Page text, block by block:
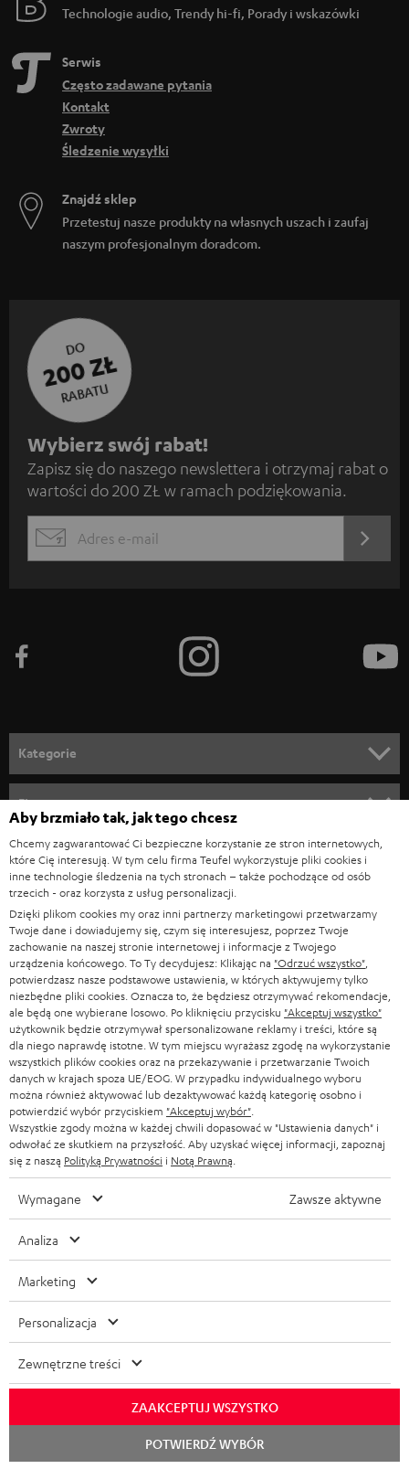
Technologie audio, Trendy hi-fi, Porady i wskazówki
Serwis
Często zadawane pytania
Kontakt
Zwroty
Śledzenie wysyłki
Znajdź sklep
Przetestuj nasze produkty na własnych uszach i zaufaj
naszym profesjonalnym doradcom.
DO
200 ZŁ
RABATU
Z
a
p
s
ę
n
e
w
s
l
e
t
t
e
r
a
Wybierz swój rabat!
Zapisz się do naszego newslettera i otrzymaj rabat o
wartości do 200 ZŁ w ramach podziękowania.
EMAIL
Kategorie
SOUNDBARY
GŁOŚNIKI HIFI
SMART HOME
BLUETOOTH
SŁUCHAWKI
SŁUCHAWKI BLUETOOTH
WIEŻE HI-FI
GŁOŚNIKI
ULTIMA
SŁUCHAWKI DOUSZNE
FANSHOP
NOWOŚCI
Firma
WSPARCIE
KARIERA
KONTAKT PRASOWY
B2B
BLOG
NEWSLETTER
SKLEPY
KORZYŚCI
TEUFEL STORY
ZARZĄD
TROSKA O ŚRODOWISKO
WARTOŚCI
DOSTĘPNOŚĆ BEZ BARIER
Sklepy internetowe Teufel
NIEMCY
AUSTRIA
SZWAJCARIA
HOLANDIA
BELGIA
FRANCJA
POLSKA
HISZPANIA
STANY ZJEDNOCZONE
Zmiany techniczne, literówki i pomyłki zastrzeżone. Akcesoria pokazane na
zdjęciach nie wchodzą w zakres dostawy. Ewentualne opłaty za utylizację
Nota prawna OWH
Polityka prywatności
Ustawienia ochrony prywatności
EU Data Act odstąp od umowy tutaj
Aby brzmiało tak, jak tego chcesz
Chcemy zagwarantować Ci bezpieczne korzystanie ze stron internetowych,
które Cię interesują. W tym celu firma Teufel wykorzystuje pliki cookies i
inne technologie śledzenia na tych stronach – także pochodzące od osób
trzecich - oraz korzysta z usług personalizacji.
Dzięki plikom cookies my oraz inni partnerzy marketingowi przetwarzamy
Twoje dane i dowiadujemy się, czym się interesujesz, poprzez Twoje
zachowanie na naszej stronie internetowej i informacje z Twojego
urządzenia końcowego. To Ty decydujesz: Klikając na "Odrzuć wszystko"
potwierdzasz nasze podstawowe ustawienia, w których aktywujemy tylko
niezbędne pliki cookies. Oznacza to, że będziesz otrzymywać rekomendacje,
ale będą one wybierane losowo. Po kliknięciu przycisku "Akceptuj wszystko"
użytkownik będzie otrzymywał spersonalizowane reklamy i treści, które są
dla niego naprawdę istotne. W tym miejscu wyrażasz zgodę na wykorzystanie
wszystkich plików cookies oraz na przekazywanie i przetwarzanie Twoich
danych w krajach spoza UE/EOG. W przypadku indywidualnego wyboru
można również aktywować lub dezaktywować każdą kategorię osobno i
potwierdzić wybór przyciskiem "Akceptuj wybór"
Wszystkie zgody można w każdej chwili dopasować w "Ustawienia danych" i
odwołać ze skutkiem na przyszłość. Aby uzyskać więcej informacji, zapoznaj
się z naszą Polityką Prywatności i Notą Prawną
Wymagane Zawsze aktywne
Analiza
Marketing
Personalizacja
Zewnętrzne treści
ZAAKCEPTUJ WSZYSTKO
POTWIERDŹ WYBÓR